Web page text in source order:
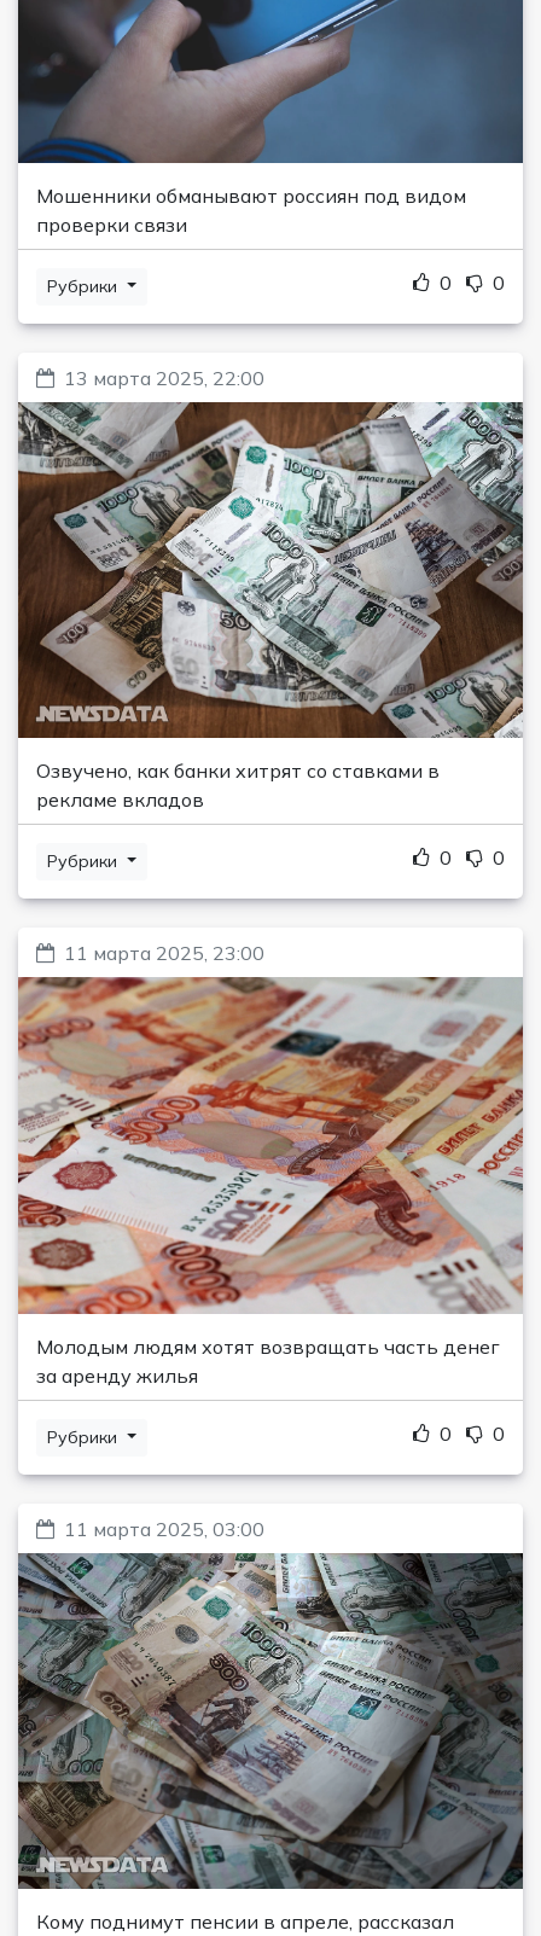
Мошенники обманывают россиян под видом
проверки связи
Рубрики 0 0
13 марта 2025, 22:00
Озвучено, как банки хитрят со ставками в
рекламе вкладов
Рубрики 0 0
11 марта 2025, 23:00
Молодым людям хотят возвращать часть денег
за аренду жилья
Рубрики 0 0
11 марта 2025, 03:00
Кому поднимут пенсии в апреле, рассказал